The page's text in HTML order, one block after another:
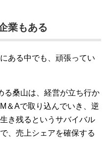
業もある
ある中でも、頑張ってい
る桑山は、経営が立ち行か
＆Aで取り込んでいき、逆
き残るというサバイバル
、売上シェアを確保する